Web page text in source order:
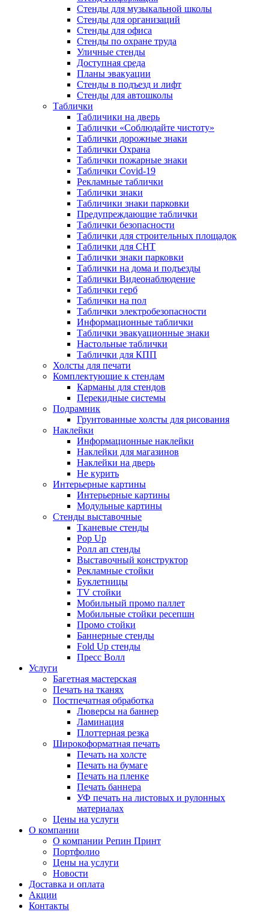
Стенды для музыкальной школы
Стенды для организаций
Стенды для офиса
Стенды по охране труда
Уличные стенды
Доступная среда
Планы эвакуации
Стенды в подъезд и лифт
Стенды для автошколы
Таблички
Табличики на дверь
Таблички «Соблюдайте чистоту»
Таблички дорожные знаки
Таблички Охрана
Таблички пожарные знаки
Таблички Covid-19
Рекламные таблички
Таблички знаки
Табличики знаки парковки
Предупреждающие таблички
Таблички безопасности
Таблички для строительных площадок
Таблички для СНТ
Таблички знаки парковки
Таблички на дома и подъезды
Таблички Видеонаблюдение
Таблички герб
Таблички на пол
Таблички электробезопасности
Информационные таблички
Таблички эвакуационные знаки
Настольные таблички
Таблички для КПП
Холсты для печати
Комплектующие к стендам
Карманы для стендов
Перекидные системы
Подрамник
Грунтованные холсты для рисования
Наклейки
Информационные наклейки
Наклейки для магазинов
Наклейки на дверь
Не курить
Интерьерные картины
Интерьерные картины
Модульные картины
Стенды выставочные
Тканевые стенды
Pop Up
Ролл ап стенды
Выставочный конструктор
Рекламные стойки
Буклетницы
TV стойки
Мобильный промо паллет
Мобильные стойки ресепшн
Промо стойки
Баннерные стенды
Fold Up стенды
Пресс Волл
Услуги
Багетная мастерская
Печать на тканях
Постпечатная обработка
Люверсы на баннер
Ламинация
Плоттерная резка
Широкоформатная печать
Печать на холсте
Печать на бумаге
Печать на пленке
Печать баннера
УФ печать на листовых и рулонных
материалах
Цены на услуги
О компании
О компании Репин Принт
Портфолио
Цены на услуги
Новости
Доставка и оплата
Акции
Контакты